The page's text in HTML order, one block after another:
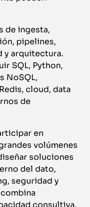
de ingesta,
pipelines,
y arquitectura.
SQL, Python,
NoSQL,
cloud, data
de
en
volúmenes
soluciones
del dato,
seguridad y
consultiva.